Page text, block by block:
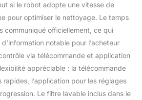
si le robot adopte une vitesse de
pour optimiser le nettoyage. Le temps
communiqué officiellement, ce qui
notable pour l’acheteur
via télécommande et application
appréciable : la télécommande
rapides, l’application pour les réglages
Le filtre lavable inclus dans le